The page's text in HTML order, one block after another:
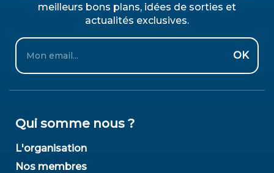
meilleurs bons plans, idées de sorties et
actualités exclusives.
Email
OK
Qui somme nous ?
L'organisation
Nos membres